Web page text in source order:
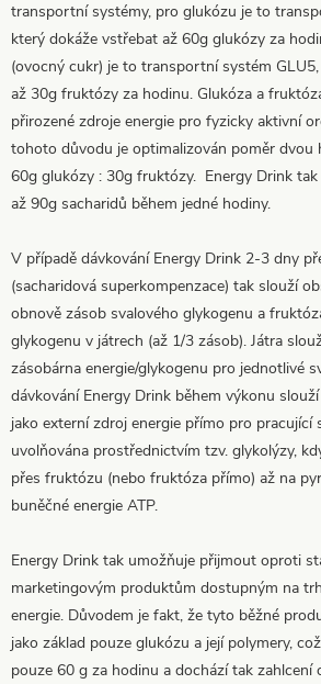
transportní systémy, pro glukózu je to
který dokáže vstřebat až 60g glukózy za
(ovocný cukr) je to transportní systém
až 30g fruktózy za hodinu. Glukóza a
přirozené zdroje energie pro fyzicky aktivní
tohoto důvodu je optimalizován poměr dvou
60g glukózy : 30g fruktózy. Energy Drink
až 90g sacharidů během jedné hodiny.
V případě dávkování Energy Drink 2-3 dny
(sacharidová superkompenzace) tak slouží
obnově zásob svalového glykogenu a
glykogenu v játrech (až 1/3 zásob). Játra
zásobárna energie/glykogenu pro jednotlivé
dávkování Energy Drink během výkonu
jako externí zdroj energie přímo pro pracující
uvolňována prostřednictvím tzv. glykolýzy,
přes fruktózu (nebo fruktóza přímo) až na
buněčné energie ATP.
Energy Drink tak umožňuje přijmout oproti
marketingovým produktům dostupným na
energie. Důvodem je fakt, že tyto běžné
jako základ pouze glukózu a její polymery,
pouze 60 g za hodinu a dochází tak zahlcení